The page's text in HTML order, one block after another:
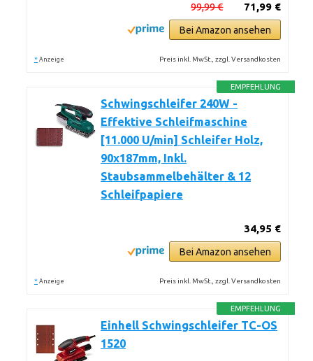
71,99 €
99,99 €
Bei Amazon ansehen
* Anzeige Preis inkl. MwSt., zzgl. Versandkosten
EMPFEHLUNG
Schwingschleifer 240W -
Effektive Schleifmaschine
[11.000 U/min] Schleifer Holz,
90x187mm, Inkl.
Staubsammelbehälter & 12
Schleifpapiere
34,95 €
Bei Amazon ansehen
* Anzeige Preis inkl. MwSt., zzgl. Versandkosten
EMPFEHLUNG
Einhell Schwingschleifer TC-OS
1520